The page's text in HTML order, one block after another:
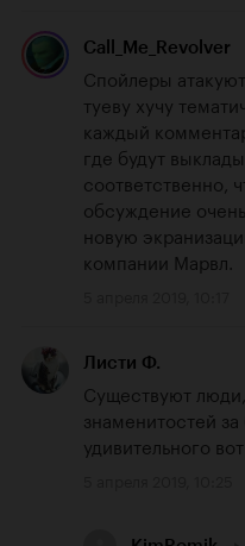
Call_Me_Revolver
Спойлеры
туеву хучу
каждый
где будут
соответственно,
обсуждение
новую
компании Марвл.
Листи Ф.
Существуют
знаменитостей
удивительного